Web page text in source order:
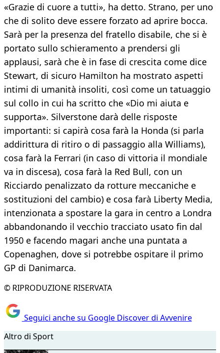
«Grazie di cuore a tutti», ha detto. Strano, per uno
che di solito deve essere forzato ad aprire bocca.
Sarà per la presenza del fratello disabile, che si è
portato sullo schieramento a prendersi gli
applausi, sarà che è in fase di crescita come dice
Stewart, di sicuro Hamilton ha mostrato aspetti
intimi di umanità insoliti, così come un tatuaggio
sul collo in cui ha scritto che «Dio mi aiuta e
supporta». Silverstone darà delle risposte
importanti: si capirà cosa farà la Honda (si parla
addirittura di ritiro o di passaggio alla Williams),
cosa farà la Ferrari (in caso di vittoria il mondiale
va in discesa), cosa farà la Red Bull, con un
Ricciardo penalizzato da rotture meccaniche e
sostituzioni del cambio) e cosa farà Liberty Media,
intenzionata a spostare la gara in centro a Londra
abbandonando il vecchio tracciato usato fin dal
1950 e facendo magari anche una puntata a
Copenaghen, dove si potrebbe ospitare il primo
GP di Danimarca.
© RIPRODUZIONE RISERVATA
Seguici anche su Google Discover di Avvenire
Altro di Sport